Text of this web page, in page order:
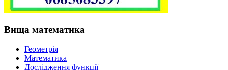
Вища математика
Геометрія
Математика
Дослідження функції